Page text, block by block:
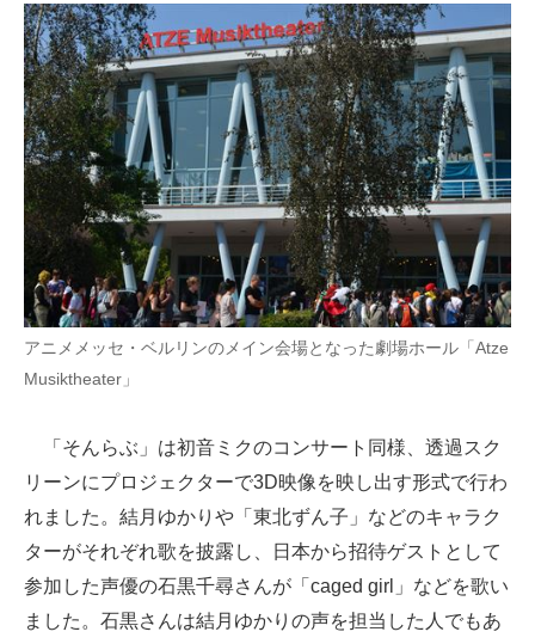
アニメメッセ・ベルリンのメイン会場となった劇場ホール「Atze
Musiktheater」
「そんらぶ」は初音ミクのコンサート同様、透過スク
リーンにプロジェクターで3D映像を映し出す形式で行わ
れました。結月ゆかりや「東北ずん子」などのキャラク
ターがそれぞれ歌を披露し、日本から招待ゲストとして
参加した声優の石黒千尋さんが「caged girl」などを歌い
ました。石黒さんは結月ゆかりの声を担当した人でもあ